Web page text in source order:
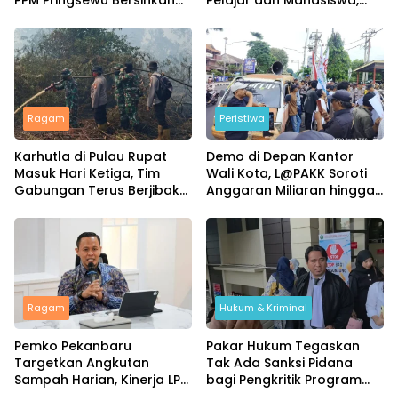
Keputran
Ragam
Karhutla di Pulau Rupat
Masuk Hari Ketiga, Tim
Gabungan Terus Berjibaku
Peristiwa
Demo di Depan Kantor
Wali Kota, L@PAKK Soroti
Anggaran Miliaran hingga
Ragam
Pemko Pekanbaru
Targetkan Angkutan
Sampah Harian, Kinerja LPS
Hukum & Kriminal
Pakar Hukum Tegaskan
Tak Ada Sanksi Pidana
bagi Pengkritik Program